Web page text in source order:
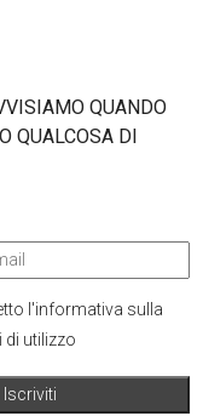
QUANDO
QUALCOSA DI
l'informativa sulla
di utilizzo